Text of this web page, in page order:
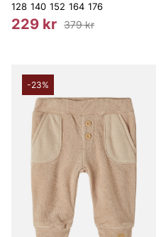
Pants
128 140 152 164 176
229 kr 379 kr
-23%